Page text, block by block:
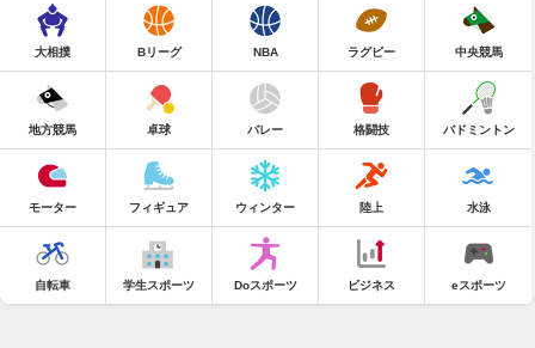
大相撲 Bリーグ NBA ラグビー 中央競馬
地方競馬 卓球 バレー 格闘技 バドミントン
モーター フィギュア ウィンター 陸上 水泳
自転車 学生スポーツ Doスポーツ ビジネス eスポーツ